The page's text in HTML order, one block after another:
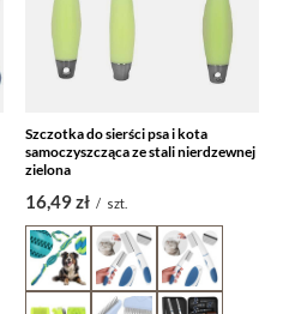
Szczotka do sierści psa i kota
samoczyszcząca ze stali nierdzewnej
zielona
16,49 zł / szt.